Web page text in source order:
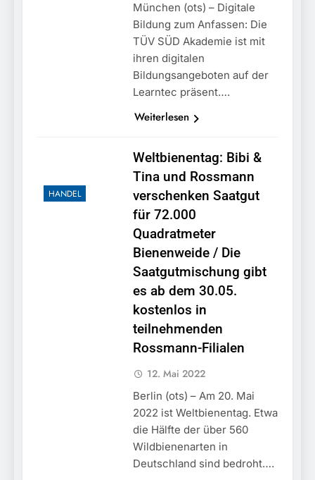
München (ots) – Digitale
Bildung zum Anfassen: Die
TÜV SÜD Akademie ist mit
ihren digitalen
Bildungsangeboten auf der
Learntec präsent….
Weiterlesen
HANDEL
Weltbienentag: Bibi &
Tina und Rossmann
verschenken Saatgut
für 72.000
Quadratmeter
Bienenweide / Die
Saatgutmischung gibt
es ab dem 30.05.
kostenlos in
teilnehmenden
Rossmann-Filialen
12. Mai 2022
Berlin (ots) – Am 20. Mai
2022 ist Weltbienentag. Etwa
die Hälfte der über 560
Wildbienenarten in
Deutschland sind bedroht….